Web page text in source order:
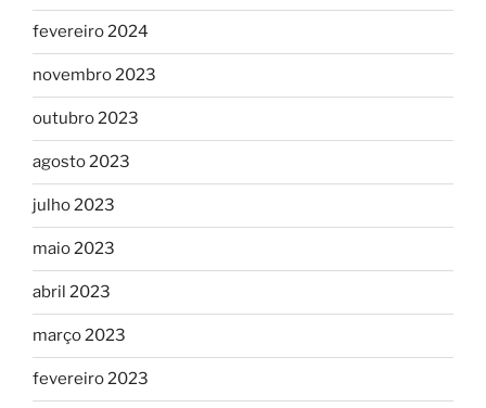
fevereiro 2024
novembro 2023
outubro 2023
agosto 2023
julho 2023
maio 2023
abril 2023
março 2023
fevereiro 2023